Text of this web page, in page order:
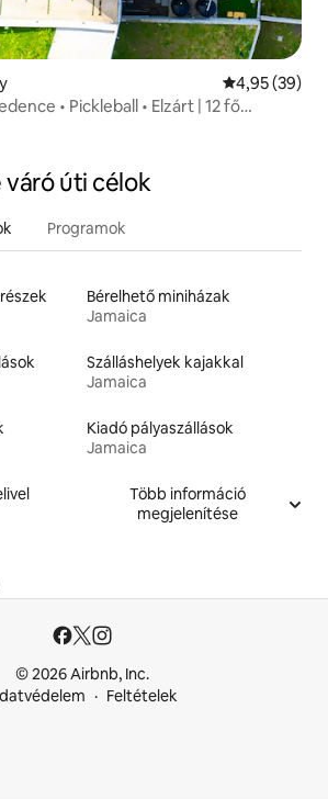
Átlagos
4,95 (39)
• Pickleball • Elzárt | 12 fő
váró úti célok
Programok
Bérelhető miniházak
Jamaica
Szálláshelyek kajakkal
Jamaica
Kiadó pályaszállások
Jamaica
Több információ
megjelenítése
© 2026 Airbnb, Inc.
Feltételek